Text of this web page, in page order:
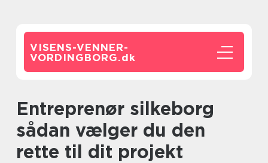
VISENS-VENNER-
VORDINGBORG.dk
Entreprenør silkeborg
sådan vælger du den
rette til dit projekt